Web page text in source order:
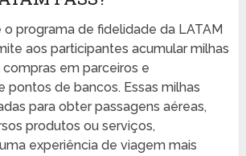
o programa de fidelidade da LATAM
aos participantes acumular milhas
em parceiros e
pontos de bancos. Essas milhas
para obter passagens aéreas,
produtos ou serviços,
experiência de viagem mais